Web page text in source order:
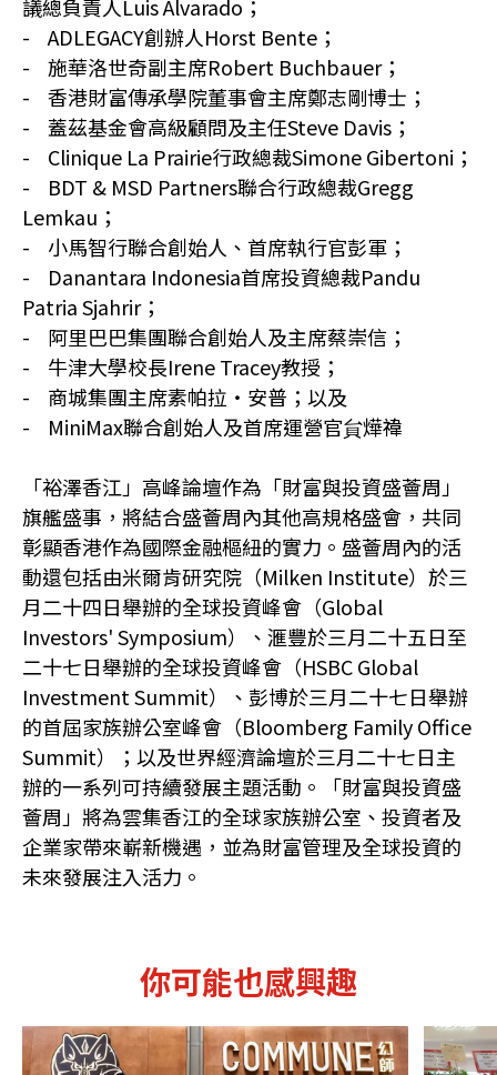
議總負責人Luis Alvarado；
- ADLEGACY創辦人Horst Bente；
- 施華洛世奇副主席Robert Buchbauer；
- 香港財富傳承學院董事會主席鄭志剛博士；
- 蓋茲基金會高級顧問及主任Steve Davis；
- Clinique La Prairie行政總裁Simone Gibertoni；
- BDT & MSD Partners聯合行政總裁Gregg
Lemkau；
- 小馬智行聯合創始人、首席執行官彭軍；
- Danantara Indonesia首席投資總裁Pandu
Patria Sjahrir；
- 阿里巴巴集團聯合創始人及主席蔡崇信；
- 牛津大學校長Irene Tracey教授；
- 商城集團主席素帕拉‧安普；以及
- MiniMax聯合創始人及首席運營官貟燁禕
「裕澤香江」高峰論壇作為「財富與投資盛薈周」
旗艦盛事，將結合盛薈周內其他高規格盛會，共同
彰顯香港作為國際金融樞紐的實力。盛薈周內的活
動還包括由米爾肯研究院（Milken Institute）於三
月二十四日舉辦的全球投資峰會（Global
Investors' Symposium）、滙豐於三月二十五日至
二十七日舉辦的全球投資峰會（HSBC Global
Investment Summit）、彭博於三月二十七日舉辦
的首屆家族辦公室峰會（Bloomberg Family Office
Summit）；以及世界經濟論壇於三月二十七日主
辦的一系列可持續發展主題活動。「財富與投資盛
薈周」將為雲集香江的全球家族辦公室、投資者及
企業家帶來嶄新機遇，並為財富管理及全球投資的
未來發展注入活力。
你可能也感興趣